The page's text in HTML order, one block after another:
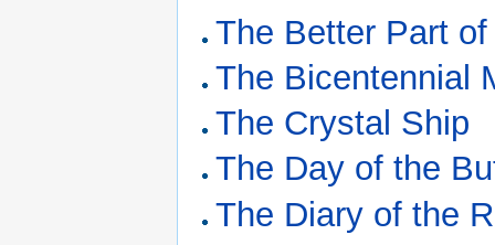
The Better Part
The Bicentennial
The Crystal Ship
The Day of the
The Diary of the